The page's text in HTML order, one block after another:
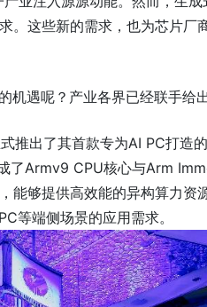
。这些新的需求，也为芯片厂
遇呢？产业各界已经联手给出
推出了其首款专为AI PC打造
了Armv9 CPU核心与Arm
能够提供高效能的异构算力资
等端侧场景的应用需求。